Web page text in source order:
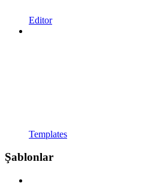
Editor
Templates
Şablonlar